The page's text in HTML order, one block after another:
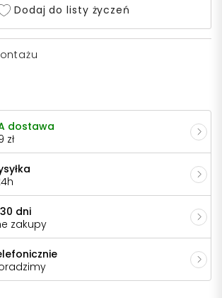
Dodaj do listy życzeń
dostawa
zł
dni
zakupy